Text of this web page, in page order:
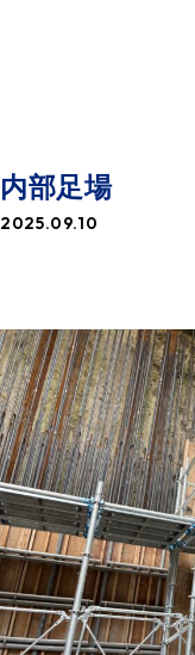
内部足場
2025.09.10